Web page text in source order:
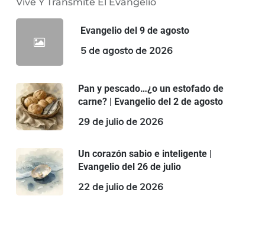
Evangelio del 9 de agosto
5 de agosto de 2026
Pan y pescado…¿o un estofado de
carne? | Evangelio del 2 de agosto
29 de julio de 2026
Un corazón sabio e inteligente |
Evangelio del 26 de julio
22 de julio de 2026